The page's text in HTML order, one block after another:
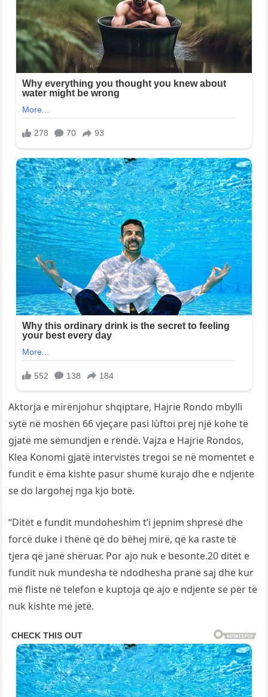
Aktorja e mirënjohur shqiptare, Hajrie Rondo mbylli
sytë në moshën 66 vjeçare pasi lùftoi prej një kohe të
gjatë me sëmundjen e rëndë. Vajza e Hajrie Rondos,
Klea Konomi gjatë intervistës tregoi se në momentet e
fundit e ëma kishte pasur shumë kurajo dhe e ndjente
se do largohej nga kjo botë.
“Ditët e fundit mundoheshim t’i jepnim shpresë dhe
forcë duke i thënë që do bëhej mirë, që ka raste të
tjera që janë shëruar. Por ajo nuk e besonte.20 ditët e
fundit nuk mundesha të ndodhesha pranë saj dhe kur
më fliste në telefon e kuptoja që ajo e ndjente se për të
nuk kishte më jetë.